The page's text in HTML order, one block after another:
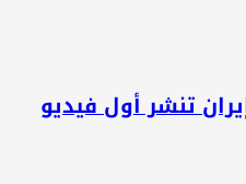
تنشر أول فيديو